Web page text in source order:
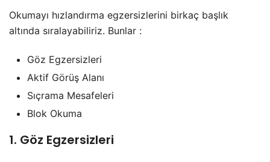
Okumayı hızlandırma egzersizlerini birkaç başlık
altında sıralayabiliriz. Bunlar :
Göz Egzersizleri
Aktif Görüş Alanı
Sıçrama Mesafeleri
Blok Okuma
1. Göz Egzersizleri